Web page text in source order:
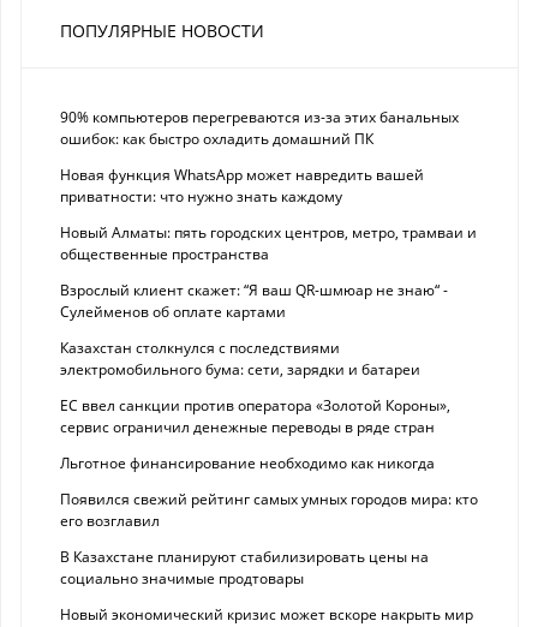
ПОПУЛЯРНЫЕ НОВОСТИ
90% компьютеров перегреваются из-за этих банальных
ошибок: как быстро охладить домашний ПК
Новая функция WhatsApp может навредить вашей
приватности: что нужно знать каждому
Новый Алматы: пять городских центров, метро, трамваи и
общественные пространства
Взрослый клиент скажет: “Я ваш QR-шмюар не знаю“ -
Сулейменов об оплате картами
Казахстан столкнулся с последствиями
электромобильного бума: сети, зарядки и батареи
ЕС ввел санкции против оператора «Золотой Короны»,
сервис ограничил денежные переводы в ряде стран
Льготное финансирование необходимо как никогда
Появился свежий рейтинг самых умных городов мира: кто
его возглавил
В Казахстане планируют стабилизировать цены на
социально значимые продтовары
Новый экономический кризис может вскоре накрыть мир